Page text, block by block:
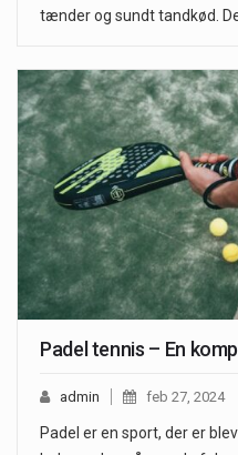
tænder og sundt tandkød.
Padel tennis – En
admin feb 27, 2024
Padel er en sport, der er